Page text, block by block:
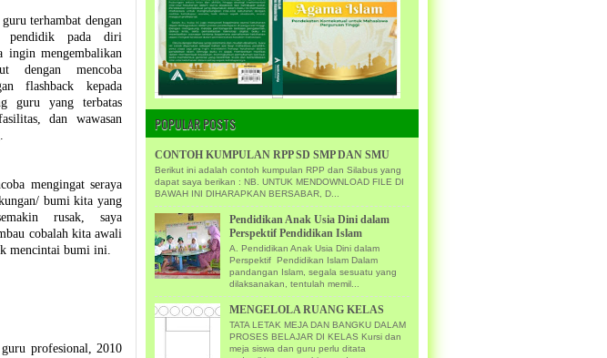
terhambat dengan
pendidik pada diri
ingin mengembalikan
dengan mencoba
flashback kepada
guru yang terbatas
dan wawasan
mengingat seraya
bumi kita yang
rusak, saya
cobalah kita awali
mencintai bumi ini.
profesional, 2010
POPULAR POSTS
CONTOH KUMPULAN RPP SD SMP DAN SMU
Berikut ini adalah contoh kumpulan RPP dan Silabus yang
dapat saya berikan : NB. UNTUK MENDOWNLOAD FILE DI
BAWAH INI DIHARAPKAN BERSABAR, D...
Pendidikan Anak Usia Dini dalam
Perspektif Pendidikan Islam
A. Pendidikan Anak Usia Dini dalam
Perspektif Pendidikan Islam Dalam
pandangan Islam, segala sesuatu yang
dilaksanakan, tentulah memil...
MENGELOLA RUANG KELAS
TATA LETAK MEJA DAN BANGKU DALAM
PROSES BELAJAR DI KELAS Kursi dan
meja siswa dan guru perlu ditata